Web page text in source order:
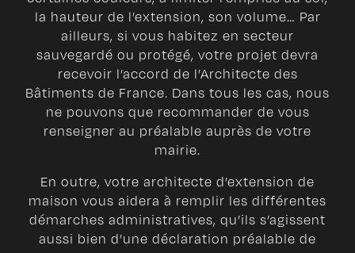
la hauteur de l’extension, son volume… Par
ailleurs, si vous habitez en secteur
sauvegardé ou protégé, votre projet devra
recevoir l’accord de l’Architecte des
Bâtiments de France. Dans tous les cas, nous
ne pouvons que recommander de vous
renseigner au préalable auprès de votre
mairie.
En outre, votre architecte d’extension de
maison vous aidera à remplir les différentes
démarches administratives, qu’ils s’agissent
aussi bien d’une déclaration préalable de